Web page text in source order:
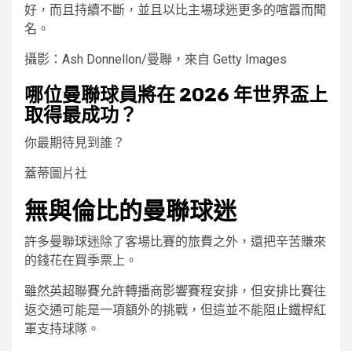
好，而且持續不斷，並且以比主場球迷更多的喧囂而聞
名。
攝影：Ash Donnellon/曼聯，來自 Getty Images
哪位曼聯球員將在 2026 年世界盃上
取得最成功？
你最期待見到誰？
蓋蒂圖片社
無與倫比的曼聯球迷
許多曼聯球迷除了客場比賽的旅費之外，還把辛苦賺來
的錢花在買季票上。
雖然英超聯賽允許轉播商影響賽程安排，但安排比賽往
返交通可能是一項額外的挑戰，但這並不能阻止鐵桿紅
軍支持球隊。